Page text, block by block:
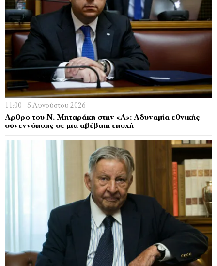
11:00 - 5 Αυγούστου 2026
Αρθρο του Ν. Μηταράκη στην «Α»: Αδυναμία εθνικής
συνεννόησης σε μια αβέβαιη εποχή